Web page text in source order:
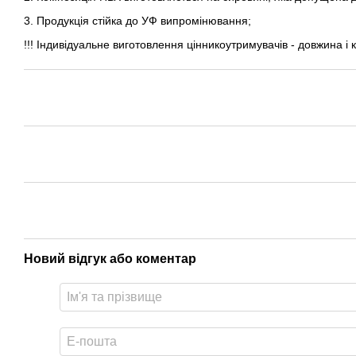
3. Продукція стійка до УФ випромінювання;
!!! Індивідуальне виготовлення цінникоутримувачів - довжина
Новий відгук або коментар